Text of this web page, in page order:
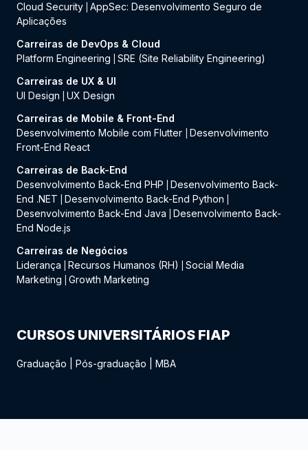
Cloud Security AppSec: Desenvolvimento Seguro de
Aplicações
Carreiras de DevOps & Cloud
Platform Engineering
SRE (Site Reliability Engineering)
Carreiras de UX & UI
UI Design
UX Design
Carreiras de Mobile & Front-End
Desenvolvimento Mobile com Flutter
Desenvolvimento
Front-End React
Carreiras de Back-End
Desenvolvimento Back-End PHP
Desenvolvimento Back-
End .NET
Desenvolvimento Back-End Python
Desenvolvimento Back-End Java
Desenvolvimento Back-
End Node.js
Carreiras de Negócios
Liderança
Recursos Humanos (RH)
Social Media
Marketing
Growth Marketing
CURSOS UNIVERSITÁRIOS FIAP
Graduação Pós-graduação MBA